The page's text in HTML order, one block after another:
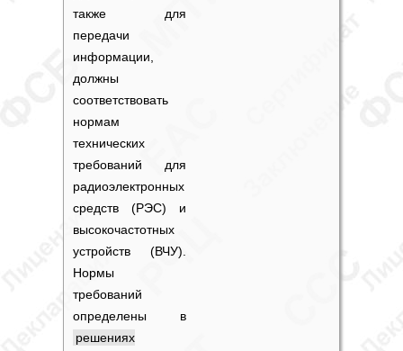
также для
передачи
информации,
должны
соответствовать
нормам
технических
требований для
радиоэлектронных
средств (РЭС) и
высокочастотных
устройств (ВЧУ).
Нормы
требований
определены в
решениях